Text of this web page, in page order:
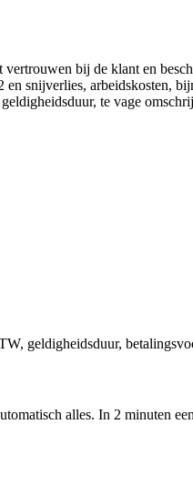
bij de klant en
snijverlies, arbeidskosten,
te vage
geldigheidsduur,
alles. In 2 minuten